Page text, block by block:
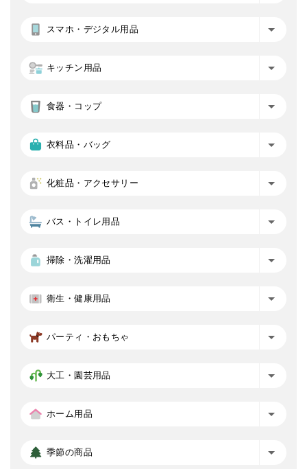
スマホ・デジタル用品
キッチン用品
食器・コップ
衣料品・バッグ
化粧品・アクセサリー
バス・トイレ用品
掃除・洗濯用品
衛生・健康用品
パーティ・おもちゃ
大工・園芸用品
ホーム用品
季節の商品